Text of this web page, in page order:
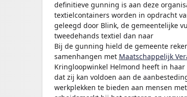
definitieve gunning is aan deze
textielcontainers worden in opdracht
geleegd door Blink, de gemeentelijke
tweedehands textiel dan naar
Bij de gunning hield de gemeente
samenhangen met Maatschappelijk
Kringloopwinkel Helmond heeft in
dat zij kan voldoen aan de
werkplekken te bieden aan mensen